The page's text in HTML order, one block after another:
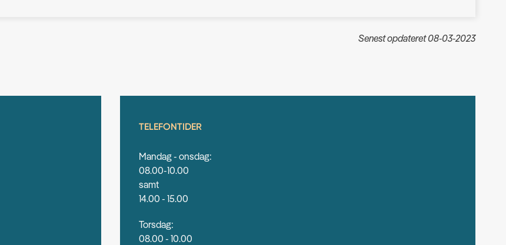
Senest opdateret 08-03-2023
TELEFONTIDER
Mandag - onsdag:
08.00-10.00
samt
14.00 - 15.00
Torsdag:
08.00 - 10.00